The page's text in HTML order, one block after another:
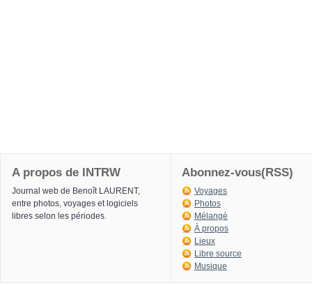
A propos de INTRW
Journal web de Benoît LAURENT,
entre photos, voyages et logiciels
libres selon les périodes.
Abonnez-vous(RSS)
Voyages
Photos
Mélangé
À propos
Lieux
Libre source
Musique